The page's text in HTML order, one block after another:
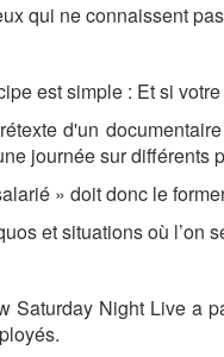
qui ne connaissent
est simple : Et si
d'un
journée sur différents
» doit donc le
et situations où l’on
Saturday Night Live a